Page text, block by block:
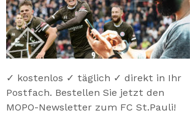
✓ kostenlos ✓ täglich ✓ direkt in Ihr
Postfach. Bestellen Sie jetzt den
MOPO-Newsletter zum FC St.Pauli!